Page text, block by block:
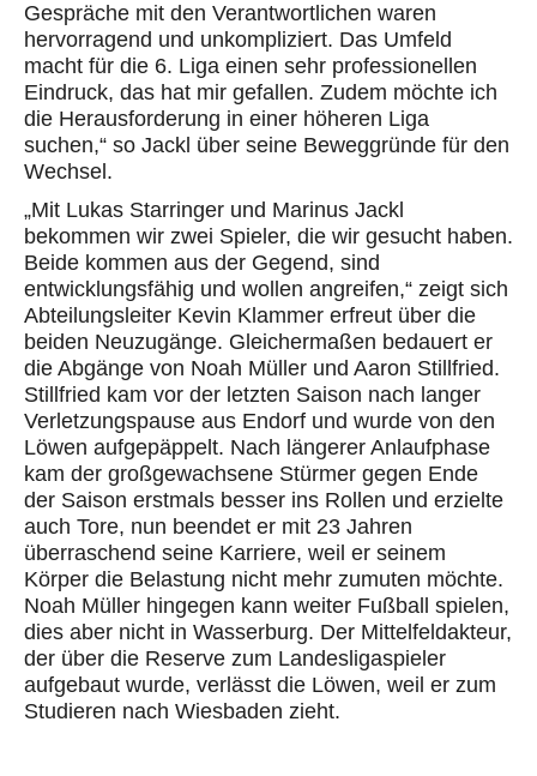
Gespräche mit den Verantwortlichen waren
hervorragend und unkompliziert. Das Umfeld
macht für die 6. Liga einen sehr professionellen
Eindruck, das hat mir gefallen. Zudem möchte ich
die Herausforderung in einer höheren Liga
suchen,“ so Jackl über seine Beweggründe für den
Wechsel.
„Mit Lukas Starringer und Marinus Jackl
bekommen wir zwei Spieler, die wir gesucht haben.
Beide kommen aus der Gegend, sind
entwicklungsfähig und wollen angreifen,“ zeigt sich
Abteilungsleiter Kevin Klammer erfreut über die
beiden Neuzugänge. Gleichermaßen bedauert er
die Abgänge von Noah Müller und Aaron Stillfried.
Stillfried kam vor der letzten Saison nach langer
Verletzungspause aus Endorf und wurde von den
Löwen aufgepäppelt. Nach längerer Anlaufphase
kam der großgewachsene Stürmer gegen Ende
der Saison erstmals besser ins Rollen und erzielte
auch Tore, nun beendet er mit 23 Jahren
überraschend seine Karriere, weil er seinem
Körper die Belastung nicht mehr zumuten möchte.
Noah Müller hingegen kann weiter Fußball spielen,
dies aber nicht in Wasserburg. Der Mittelfeldakteur,
der über die Reserve zum Landesligaspieler
aufgebaut wurde, verlässt die Löwen, weil er zum
Studieren nach Wiesbaden zieht.